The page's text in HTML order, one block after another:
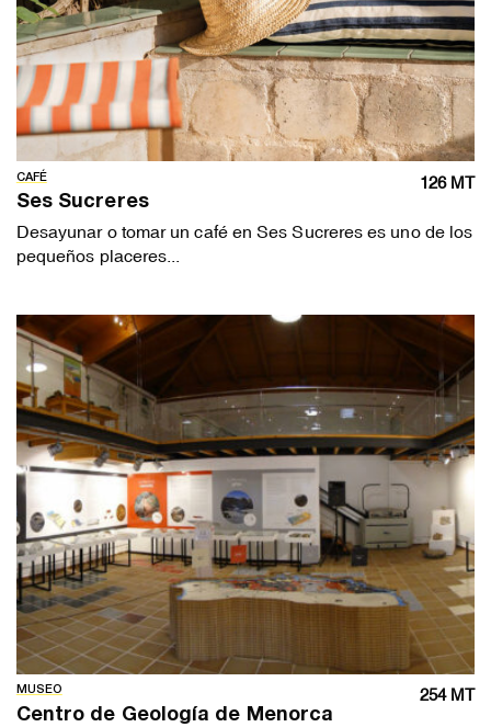
CAFÉ 126 MT
Ses Sucreres
Desayunar o tomar un café en Ses Sucreres es uno de los
pequeños placeres...
MUSEO 254 MT
Centro de Geología de Menorca